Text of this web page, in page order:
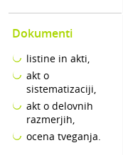
Dokumenti
listine in akti,
akt o
sistematizaciji,
akt o delovnih
razmerjih,
ocena tveganja.